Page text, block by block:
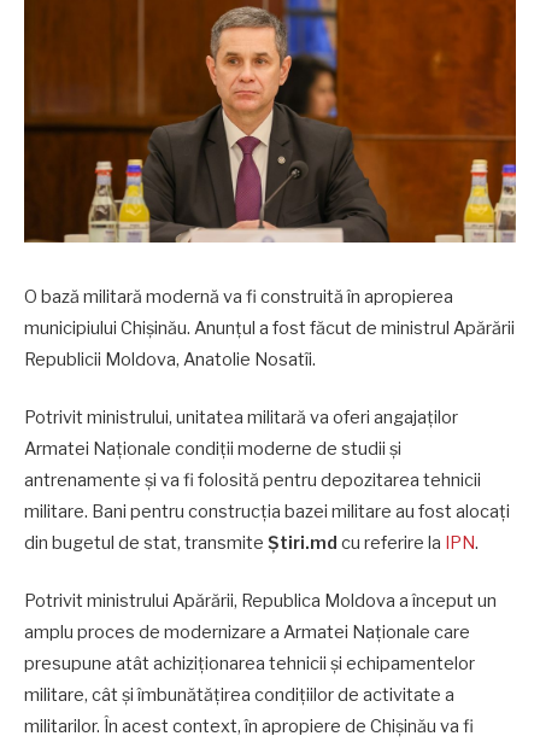
O bază militară modernă va fi construită în apropierea
municipiului Chișinău. Anunțul a fost făcut de ministrul Apărării
Republicii Moldova, Anatolie Nosatîi.
Potrivit ministrului, unitatea militară va oferi angajaților
Armatei Naționale condiții moderne de studii și
antrenamente și va fi folosită pentru depozitarea tehnicii
militare. Bani pentru construcția bazei militare au fost alocați
din bugetul de stat, transmite Știri.md cu referire la IPN.
Potrivit ministrului Apărării, Republica Moldova a început un
amplu proces de modernizare a Armatei Naționale care
presupune atât achiziționarea tehnicii și echipamentelor
militare, cât și îmbunătățirea condițiilor de activitate a
militarilor. În acest context, în apropiere de Chișinău va fi